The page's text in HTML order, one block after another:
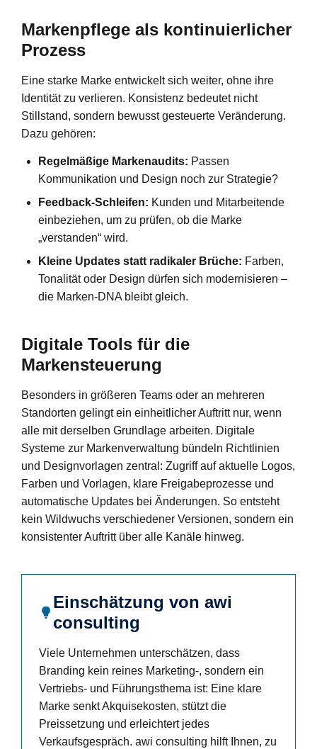
Markenpflege als kontinuierlicher
Prozess
Eine starke Marke entwickelt sich weiter, ohne ihre
Identität zu verlieren. Konsistenz bedeutet nicht
Stillstand, sondern bewusst gesteuerte Veränderung.
Dazu gehören:
Regelmäßige Markenaudits: Passen
Kommunikation und Design noch zur Strategie?
Feedback-Schleifen: Kunden und Mitarbeitende
einbeziehen, um zu prüfen, ob die Marke
„verstanden“ wird.
Kleine Updates statt radikaler Brüche: Farben,
Tonalität oder Design dürfen sich modernisieren –
die Marken-DNA bleibt gleich.
Digitale Tools für die
Markensteuerung
Besonders in größeren Teams oder an mehreren
Standorten gelingt ein einheitlicher Auftritt nur, wenn
alle mit derselben Grundlage arbeiten. Digitale
Systeme zur Markenverwaltung bündeln Richtlinien
und Designvorlagen zentral: Zugriff auf aktuelle Logos,
Farben und Vorlagen, klare Freigabeprozesse und
automatische Updates bei Änderungen. So entsteht
kein Wildwuchs verschiedener Versionen, sondern ein
konsistenter Auftritt über alle Kanäle hinweg.
Einschätzung von awi
consulting
Viele Unternehmen unterschätzen, dass
Branding kein reines Marketing-, sondern ein
Vertriebs- und Führungsthema ist: Eine klare
Marke senkt Akquisekosten, stützt die
Preissetzung und erleichtert jedes
Verkaufsgespräch. awi consulting hilft Ihnen, zu